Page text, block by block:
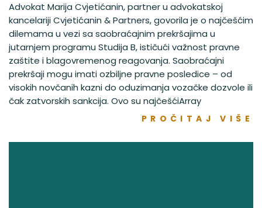
Advokat Marija Cvjetićanin, partner u advokatskoj
kancelariji Cvjetićanin & Partners, govorila je o najčešćim
dilemama u vezi sa saobraćajnim prekršajima u
jutarnjem programu Studija B, ističući važnost pravne
zaštite i blagovremenog reagovanja. Saobraćajni
prekršaji mogu imati ozbiljne pravne posledice – od
visokih novčanih kazni do oduzimanja vozačke dozvole ili
čak zatvorskih sankcija. Ovo su najčešćiArray
PROČITAJ VIŠE